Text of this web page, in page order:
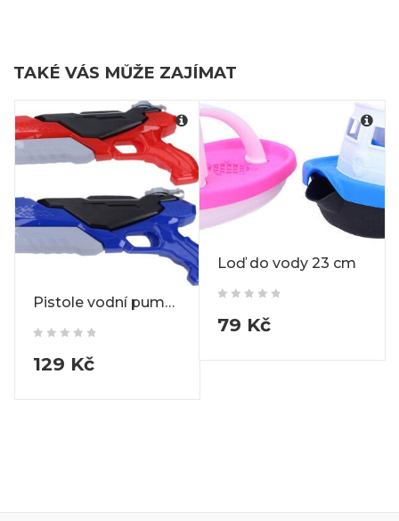
TAKÉ VÁS MŮŽE ZAJÍMAT
Pistole vodní pumpovací 40 cm
129 Kč
Loď do vody 23 cm
79 Kč